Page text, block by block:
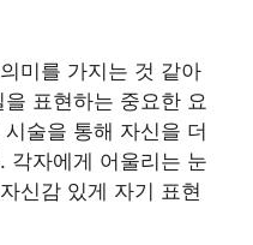
미를 가지는 것 같아
표현하는 중요한 요
술을 통해 자신을 더
각자에게 어울리는 눈
신감 있게 자기 표현